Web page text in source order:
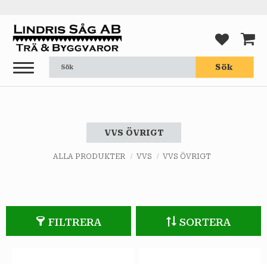
Meny
Sök
VVS ÖVRIGT
ALLA PRODUKTER VVS VVS ÖVRIGT
FILTRERA SORTERA